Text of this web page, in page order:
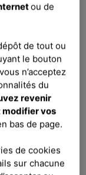
ou de
de tout ou
le bouton
n’acceptez
du
revenir
modifier vos
bas de page.
de cookies
sur chacune